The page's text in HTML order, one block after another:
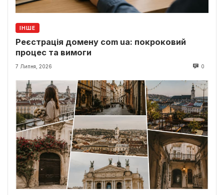
ІНШЕ
Реєстрація домену com ua: покроковий
процес та вимоги
7 Липня, 2026 0